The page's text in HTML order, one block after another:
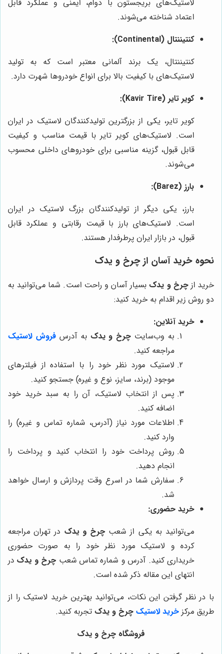
لاستیک‌های بریجستون با دوام، ایمنی و عملکرد قابل
اعتماد شناخته می‌شوند.
کنتیننتال (Continental):
کنتیننتال، یک برند آلمانی معتبر است که به تولید
لاستیک‌های با کیفیت بالا برای انواع خودروها شهرت دارد.
کویر تایر (Kavir Tire):
کویر تایر، یکی از بزرگترین تولیدکنندگان لاستیک در ایران
است. لاستیک‌های کویر تایر با قیمت مناسب و کیفیت
قابل قبول، گزینه مناسبی برای خودروهای داخلی محسوب
می‌شوند.
بارز (Barez):
بارز، یکی دیگر از تولیدکنندگان بزرگ لاستیک در ایران
است. لاستیک‌های بارز با قیمت رقابتی و عملکرد قابل
قبول، در بازار ایران پرطرفدار هستند.
نحوه خرید آسان ازچرخ و یدک
خرید ازچرخ و یدکبسیار آسان و راحت است. شما می‌توانید به
دو روش زیر اقدام به خرید کنید:
خرید آنلاین:
به وب‌سایت چرخ و یدک به آدرسفروش لاستیک
مراجعه کنید.
لاستیک مورد نظر خود را با استفاده از فیلترهای
موجود (برند، سایز، نوع و غیره) جستجو کنید.
پس از انتخاب لاستیک، آن را به سبد خرید خود
اضافه کنید.
اطلاعات مورد نیاز (آدرس، شماره تماس و غیره) را
وارد کنید.
روش پرداخت خود را انتخاب کنید و پرداخت را
انجام دهید.
سفارش شما در اسرع وقت پردازش و ارسال خواهد
شد.
خرید حضوری:
می‌توانید به یکی از شعب چرخ و یدک در تهران مراجعه
کرده و لاستیک مورد نظر خود را به صورت حضوری
خریداری کنید. آدرس و شماره تماس شعب چرخ و یدکدر
انتهای این مقاله ذکر شده است.
با در نظر گرفتن این نکات، می‌توانید بهترین خرید لاستیک را از
طریق مرکز خرید لاستیک چرخ و یدک تجربه کنید.
فروشگاه چرخ و یدک